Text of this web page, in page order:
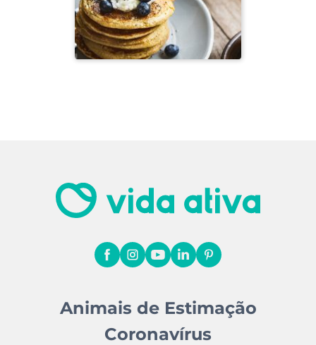
Animais de Estimação
Coronavírus